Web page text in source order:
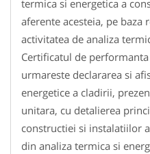
termica si energetica a
aferente acesteia, pe
activitatea de analiza
Certificatul de
urmareste declararea si
energetice a cladirii,
unitara, cu detalierea
constructiei si instalatiilor
din analiza termica si